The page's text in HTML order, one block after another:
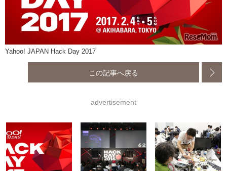
Yahoo! JAPAN Hack Day 2017
この記事へ戻る
advertisement